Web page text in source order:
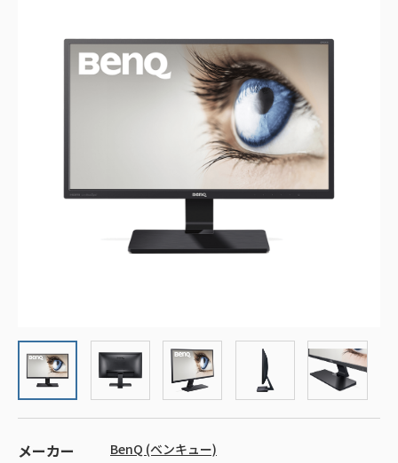
メーカー BenQ (ベンキュー)